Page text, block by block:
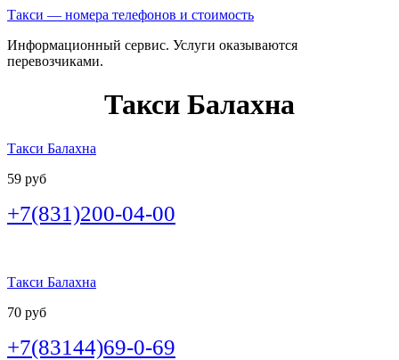
Такси — номера телефонов и стоимость
Информационный сервис. Услуги оказываются
перевозчиками.
Такси Балахна
Такси Балахна
59 руб
+7(831)200-04-00
Такси Балахна
70 руб
+7(83144)69-0-69